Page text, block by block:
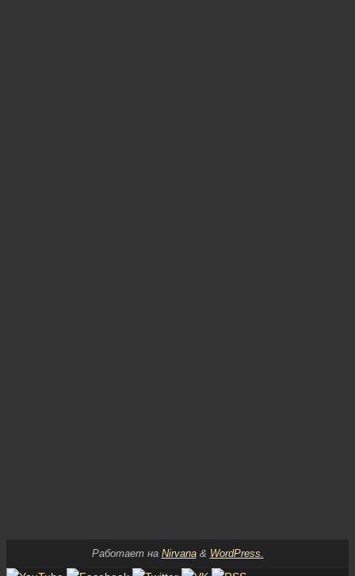
Работает на Nirvana& WordPress.